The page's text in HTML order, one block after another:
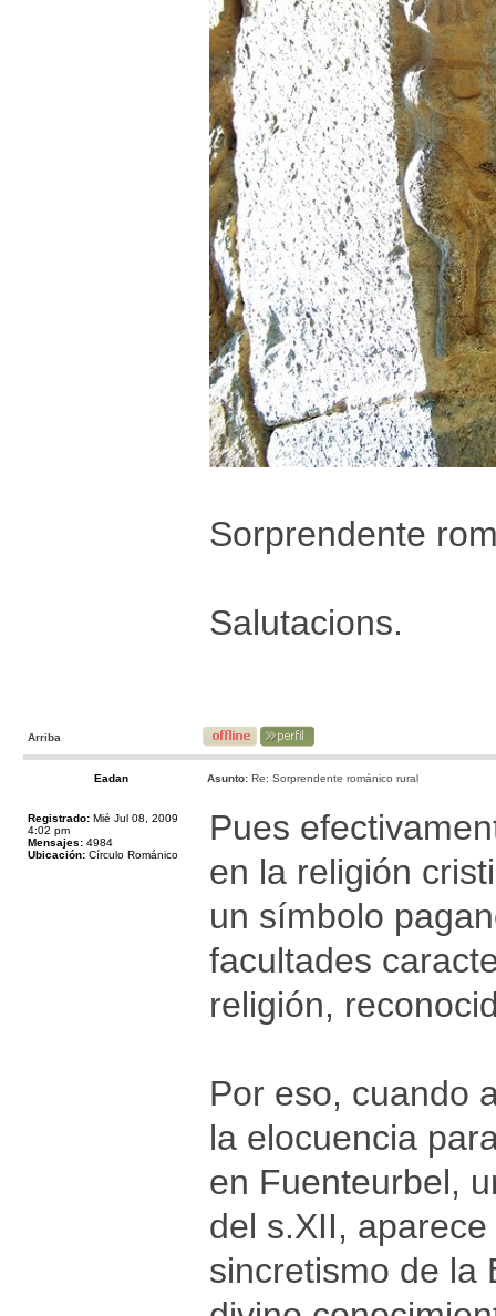
Sorprendente
Salutacions.
Arriba
Eadan Asunto: Re: Sorprendente románico rural
Registrado: Mié Jul 08, 2009
4:02 pm
Mensajes: 4984
Ubicación: Círculo Románico
Pues
en la religión
un símbolo
facultades
religión,
Por eso, cuando
la elocuencia
en Fuenteurbel,
del s.XII,
sincretismo de la